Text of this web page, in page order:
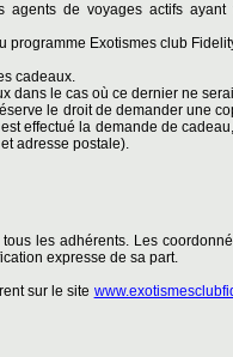
agents de voyages actifs
programme Exotismes club
cadeaux.
dans le cas où ce dernier ne
le droit de demander une
effectué la demande de
adresse postale).
les adhérents. Les
expresse de sa part.
sur le site